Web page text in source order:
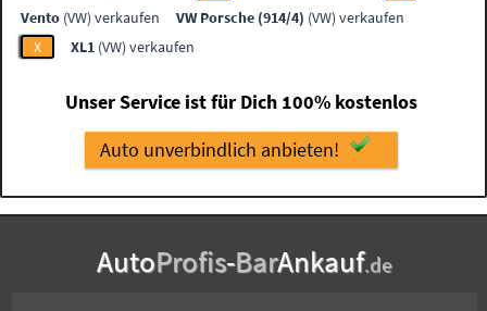
Vento (VW) verkaufen VW Porsche (914/4) (VW) verkaufen
X
XL1 (VW) verkaufen
Unser Service ist für Dich 100% kostenlos
Auto unverbindlich anbieten!
AutoProfis-BarAnkauf.de